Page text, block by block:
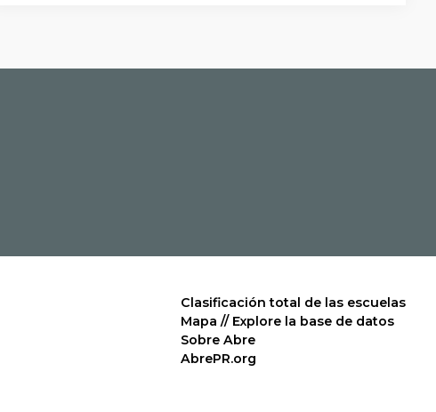
Clasificación total de las escuelas
Mapa // Explore la base de datos
Sobre Abre
AbrePR.org